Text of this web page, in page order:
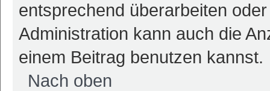
entsprechend überarbeiten
Administration kann auch die
einem Beitrag benutzen kannst.
Nach oben